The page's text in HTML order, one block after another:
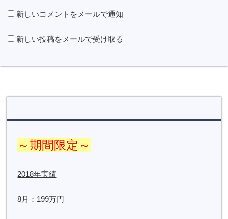
新しいコメントをメールで通知
新しい投稿をメールで受け取る
～期間限定～
2018年実績
8月：199万円